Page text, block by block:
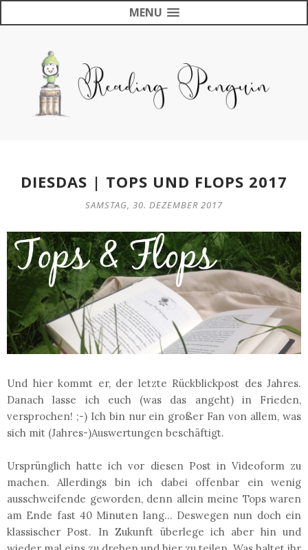
MENU
DIESDAS | TOPS UND FLOPS 2017
SAMSTAG, 30. DEZEMBER 2017
Und hier kommt er, der letzte Rückblickpost des Jahres.
Danach lasse ich euch (was das angeht) in Frieden,
versprochen! ;-) Ich bin nur ein großer Fan von allem, was
sich mit (Jahres-)Auswertungen beschäftigt.
Ursprünglich hatte ich vor diesen Post in Videoform zu
machen. Allerdings bin ich dabei offenbar ein wenig
ausschweifende geworden, denn allein meine Tops waren
am Ende fast 40 Minuten lang... Deswegen nun doch ein
klassischer Post. In Zukunft überlege ich aber hin und